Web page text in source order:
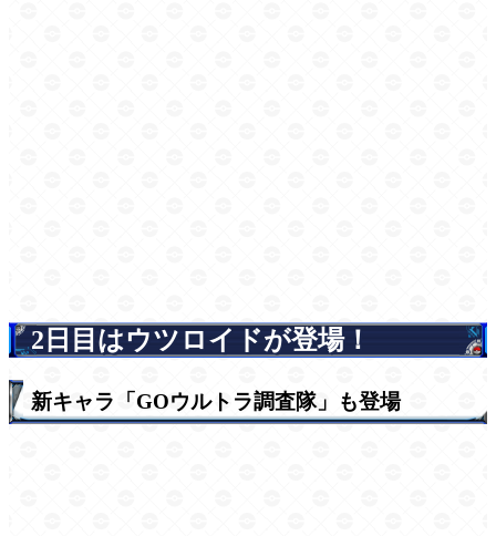
2日目はウツロイドが登場！
新キャラ「GOウルトラ調査隊」も登場